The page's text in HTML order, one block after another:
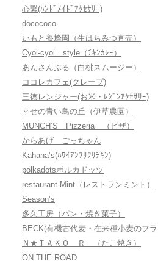
心繋(ﾊﾝﾄﾞﾒｲﾄﾞｱｸｾｻﾘｰ)
docococo
いもと養蜂園（生はちみつ直売）
Cyoi-cyoi style（ﾁｷﾝｶﾚｰ）
あんさんぶる（白桃スムージー）
ココレカフェ(クレープ)
三徳レンジャー(お米・ﾚｼﾞﾝｱｸｾｻﾘｰ)
幸せの青い鳥の丘（伊草農園）
MUNCH’S Pizzeria （ピザ）
からあげ ごっちゃん
Kahana’s(ﾊﾜｲｱﾝﾌﾘﾌﾘﾁｷﾝ)
polkadotsポルカドッツ
restaurant Mint（レストランミント）
Season’s
多久工房（パン・焼き菓子）
BECK(有機古代麦・在来種小麦のフ
Ｎ★ＴＡＫＯ Ｒ （たこ焼き）
ON THE ROAD